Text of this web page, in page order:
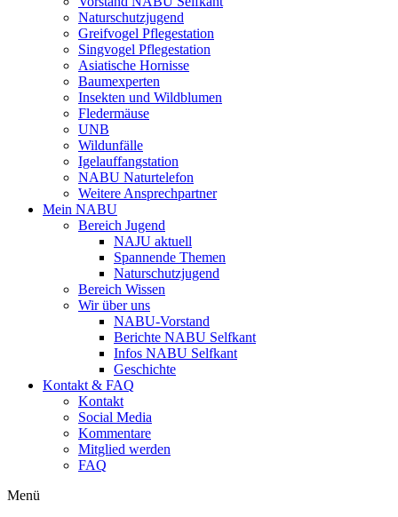
Naturschutzjugend
Greifvogel Pflegestation
Singvogel Pflegestation
Asiatische Hornisse
Baumexperten
Insekten und Wildblumen
Fledermäuse
UNB
Wildunfälle
Igelauffangstation
NABU Naturtelefon
Weitere Ansprechpartner
Mein NABU
Bereich Jugend
NAJU aktuell
Spannende Themen
Naturschutzjugend
Bereich Wissen
Wir über uns
NABU-Vorstand
Berichte NABU Selfkant
Infos NABU Selfkant
Geschichte
Kontakt & FAQ
Kontakt
Social Media
Kommentare
Mitglied werden
FAQ
Menü